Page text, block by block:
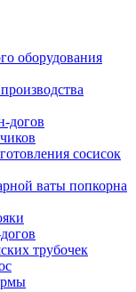
оборудования
догов
сосисок
ваты попкорна
трубочек